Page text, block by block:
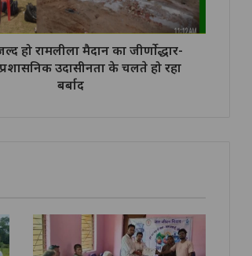
हो रामलीला मैदान का जीर्णोद्धार-
प्रशासनिक उदासीनता के चलते हो रहा
बर्बाद